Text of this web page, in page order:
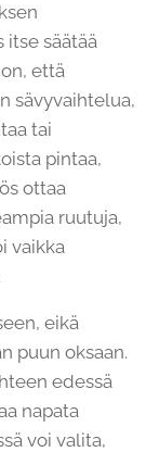
säätää
että
sävyvaihtelua,
tai
pintaa,
ottaa
ruutuja,
vaikka
eikä
puun oksaan.
edessä
napata
voi valita,